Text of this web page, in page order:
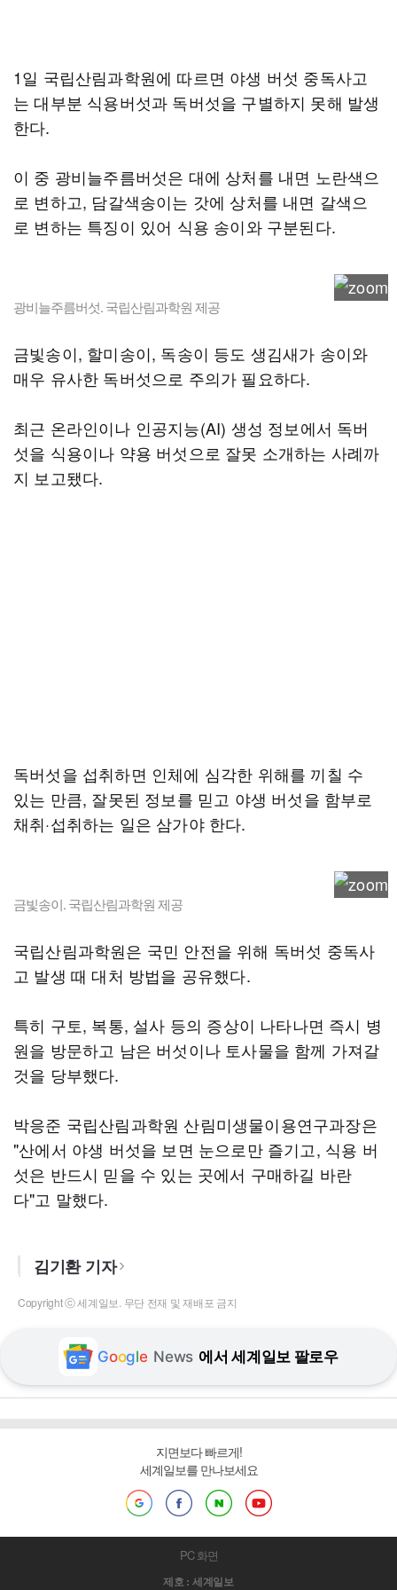
1일 국립산림과학원에 따르면 야생 버섯 중독사고
는 대부분 식용버섯과 독버섯을 구별하지 못해 발생
한다.
이 중 광비늘주름버섯은 대에 상처를 내면 노란색으
로 변하고, 담갈색송이는 갓에 상처를 내면 갈색으
로 변하는 특징이 있어 식용 송이와 구분된다.
광비늘주름버섯. 국립산림과학원 제공
금빛송이, 할미송이, 독송이 등도 생김새가 송이와
매우 유사한 독버섯으로 주의가 필요하다.
최근 온라인이나 인공지능(AI) 생성 정보에서 독버
섯을 식용이나 약용 버섯으로 잘못 소개하는 사례까
지 보고됐다.
독버섯을 섭취하면 인체에 심각한 위해를 끼칠 수
있는 만큼, 잘못된 정보를 믿고 야생 버섯을 함부로
채취·섭취하는 일은 삼가야 한다.
금빛송이. 국립산림과학원 제공
국립산림과학원은 국민 안전을 위해 독버섯 중독사
고 발생 때 대처 방법을 공유했다.
특히 구토, 복통, 설사 등의 증상이 나타나면 즉시 병
원을 방문하고 남은 버섯이나 토사물을 함께 가져갈
것을 당부했다.
박응준 국립산림과학원 산림미생물이용연구과장은
"산에서 야생 버섯을 보면 눈으로만 즐기고, 식용 버
섯은 반드시 믿을 수 있는 곳에서 구매하길 바란
다"고 말했다.
김기환 기자
Copyright ⓒ 세계일보. 무단 전재 및 재배포 금지
Google News 에서 세계일보 팔로우
지면보다 빠르게!
세계일보를 만나보세요
PC 화면
제호 : 세계일보